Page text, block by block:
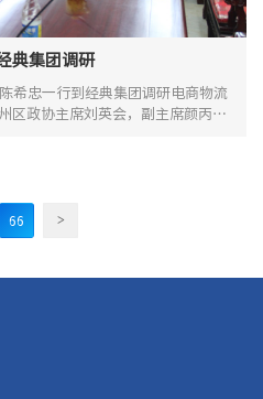
典集团调研
希忠一行到经典集团调研电商物流
区政协主席刘英会，副主席颜丙
66 >